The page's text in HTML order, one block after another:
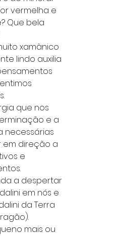
vermelha e
Que bela
xamânico
lindo auxilia
que nos
e a
necessárias
direção a
e
a despertar
em nós e
da Terra
mais ou